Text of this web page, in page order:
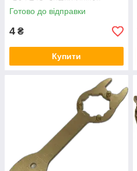
Готово до відправки
4 ₴
Купити